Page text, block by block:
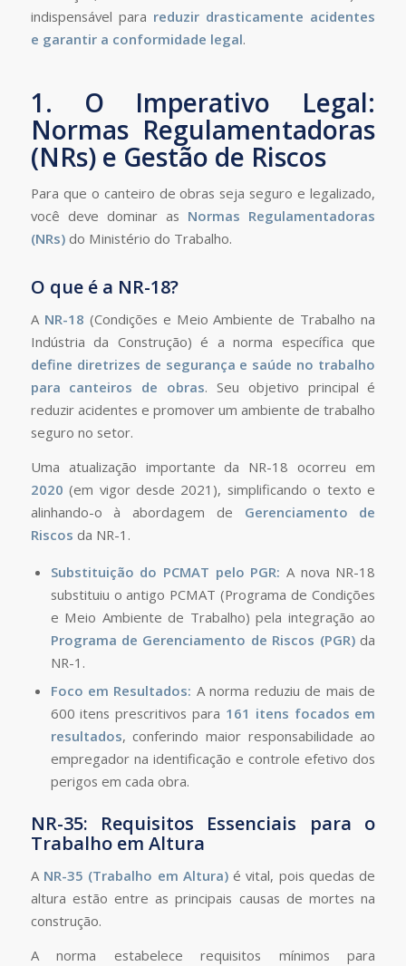
indispensável para reduzir drasticamente acidentes
e garantir a conformidade legal.
1. O Imperativo Legal:
Normas Regulamentadoras
(NRs) e Gestão de Riscos
Para que o canteiro de obras seja seguro e legalizado,
você deve dominar as Normas Regulamentadoras
(NRs)do Ministério do Trabalho.
O que é a NR-18?
A NR-18 (Condições e Meio Ambiente de Trabalho na
Indústria da Construção) é a norma específica que
define diretrizes de segurança e saúde no trabalho
para canteiros de obras. Seu objetivo principal é
reduzir acidentes e promover um ambiente de trabalho
seguro no setor.
Uma atualização importante da NR-18 ocorreu em
2020 (em vigor desde 2021), simplificando o texto e
alinhando-o à abordagem de Gerenciamento de
Riscos da NR-1.
Substituição do PCMAT pelo PGR: A nova NR-18
substituiu o antigo PCMAT (Programa de Condições
e Meio Ambiente de Trabalho) pela integração ao
Programa de Gerenciamento de Riscos (PGR)da
NR-1.
Foco em Resultados: A norma reduziu de mais de
600 itens prescritivos para 161 itens focados em
resultados, conferindo maior responsabilidade ao
empregador na identificação e controle efetivo dos
perigos em cada obra.
NR-35: Requisitos Essenciais para o
Trabalho em Altura
A NR-35 (Trabalho em Altura)é vital, pois quedas de
altura estão entre as principais causas de mortes na
construção.
A norma estabelece requisitos mínimos para